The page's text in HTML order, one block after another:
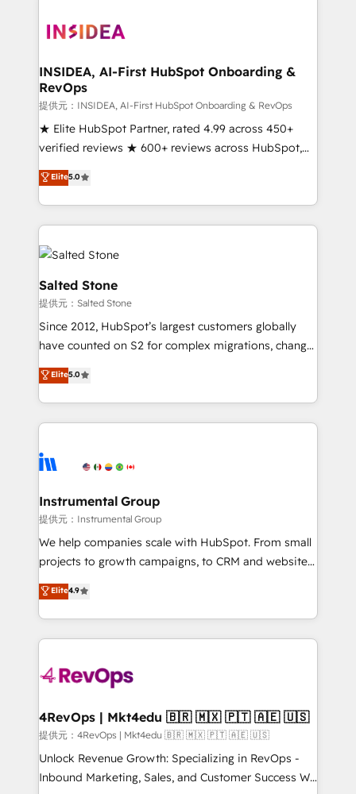
grows.
multi-region migrations to AI-powered automation,
scale. 🏆 HubSpot’s CEO called us “the partner of the
future.” Others agree it is proof of trust built through
measurable impact.
INSIDEA, AI-First HubSpot Onboarding &
RevOps
提供元：INSIDEA, AI-First HubSpot Onboarding & RevOps
★ Elite HubSpot Partner, rated 4.99 across 450+
verified reviews ★ 600+ reviews across HubSpot,
G2 & Clutch ★ 150+ in-house HubSpot-certified
experts ★ 1,500+ implementations across 25+
countries ★ AI-first, RevOps-led, onboarding-
obsessed INSIDEA helps growing companies turn
HubSpot into a revenue engine. We onboard your
team, migrate your data, and build AI-powered
workflows that drive adoption from week one, in
your time zone. What we do: ➤ Onboarding: Live in
weeks, with workflows built around your business,
not a template. ➤ Migration: Move from any legacy
CRM. Zero downtime, full data integrity. ➤
Implementation: Configure HubSpot to run your
revenue process. Sales, marketing, and service wired
Ongoing Management: Monthly tune-ups, feature
rollouts, adoption coaching. Buying HubSpot,
built for the work.
Elite5.0
Salted Stone
提供元：Salted Stone
Since 2012, HubSpot’s largest customers globally
have counted on S2 for complex migrations, change
management, systems integration, and creative
solutions that deliver measurable impact and
transform brand experiences As one of the few full-
service creative agencies in the HubSpot
winning design to build scalable, globally
marketing campaigns, & RevOps frameworks that
fuel long-term success We connect the entire
customer lifecycle through seamless integrations,
ensure long-term adoption with change-
and service to drive sustainable growth With 6 key
HubSpot accreditations and experience across
teams has worked with clients just like you Let’s
explore whether S2 is the partner you’ve been
looking for...and get your next big initiative moving!
Elite5.0
Instrumental Group
提供元：Instrumental Group
We help companies scale with HubSpot. From small
projects to growth campaigns, to CRM and websites.
Hire an agency that's experienced in every inch of
HubSpot and willing to work hand-in-hand with your
team to simplify the complex and build a better
experience for your team and customers.
Elite4.9
4RevOps | Mkt4edu 🇧🇷 🇲🇽 🇵🇹 🇦🇪 🇺🇸
提供元：4RevOps | Mkt4edu 🇧🇷 🇲🇽 🇵🇹 🇦🇪 🇺🇸
Unlock Revenue Growth: Specializing in RevOps -
Inbound Marketing, Sales, and Customer Success We